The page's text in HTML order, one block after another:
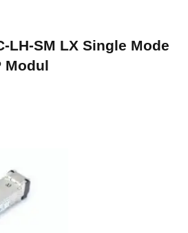
LH-SM LX Single Mode
Modul